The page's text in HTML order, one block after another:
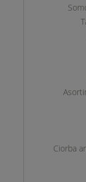
Ciorba